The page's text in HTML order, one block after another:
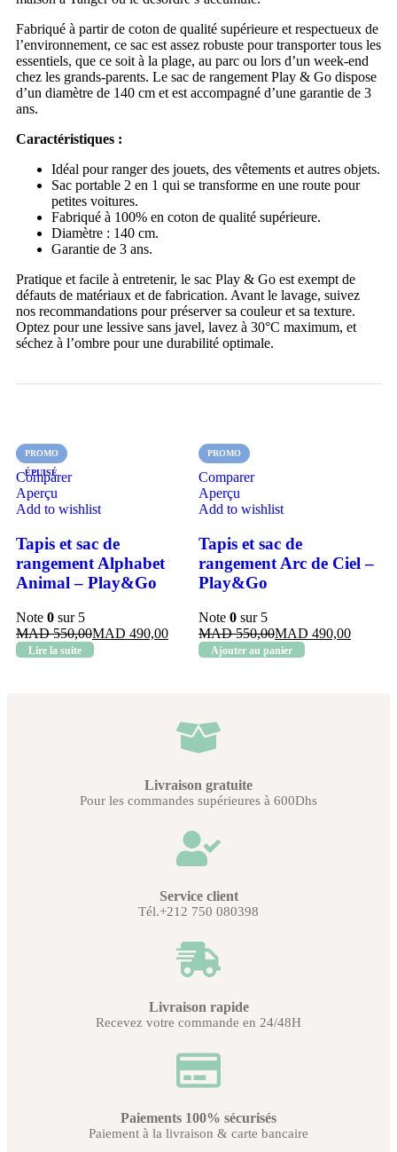
Fabriqué à partir de coton de qualité supérieure et respectueux de
l’environnement, ce sac est assez robuste pour transporter tous les
essentiels, que ce soit à la plage, au parc ou lors d’un week-end
chez les grands-parents. Le sac de rangement Play & Go dispose
d’un diamètre de 140 cm et est accompagné d’une garantie de 3
ans.
Caractéristiques :
Idéal pour ranger des jouets, des vêtements et autres objets.
Sac portable 2 en 1 qui se transforme en une route pour
petites voitures.
Fabriqué à 100% en coton de qualité supérieure.
Diamètre : 140 cm.
Garantie de 3 ans.
Pratique et facile à entretenir, le sac Play & Go est exempt de
défauts de matériaux et de fabrication. Avant le lavage, suivez
nos recommandations pour préserver sa couleur et sa texture.
Optez pour une lessive sans javel, lavez à 30°C maximum, et
séchez à l’ombre pour une durabilité optimale.
PROMO
ÉPUISÉ
Comparer
Aperçu
Add to wishlist
Tapis et sac de
rangement Alphabet
Animal – Play&Go
Note 0 sur 5
MAD
MAD
Lire la suite
PROMO
Comparer
Aperçu
Add to wishlist
Tapis et sac de
rangement Arc de Ciel –
Play&Go
Note 0 sur 5
MAD
MAD
Ajouter au panier
Livraison gratuite
Pour les commandes supérieures à 600Dhs
Service client
Tél.+212 750 080398
Livraison rapide
Recevez votre commande en 24/48H
Paiements 100% sécurisés
Paiement à la livraison & carte bancaire